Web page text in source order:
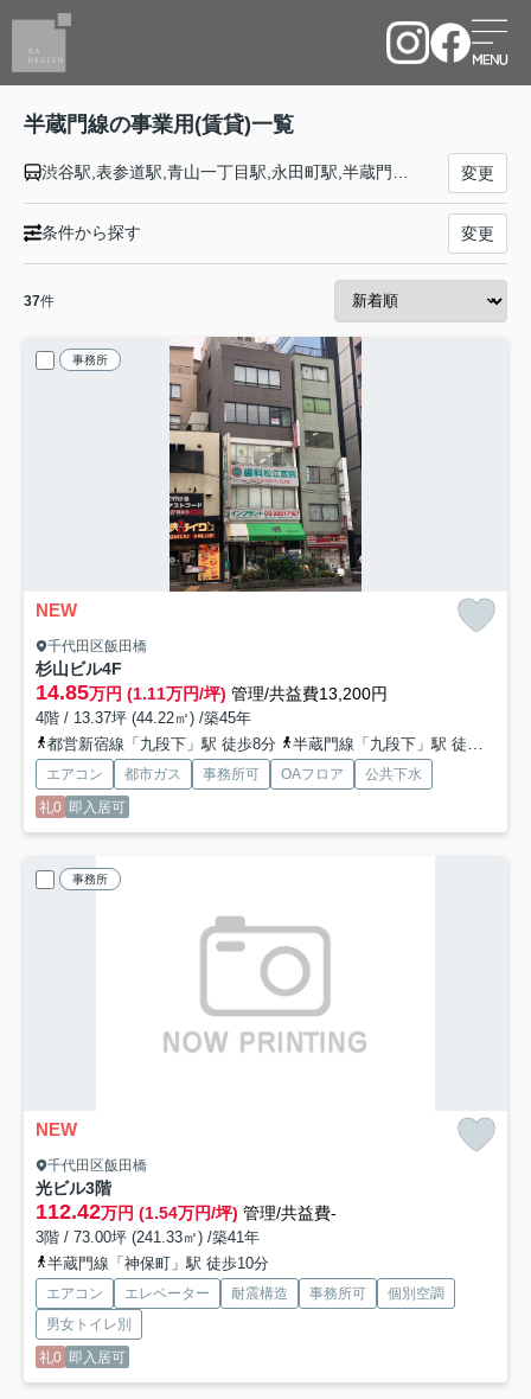
半蔵門線の事業用(賃貸)一覧
変更
条件から探す 変更
37件
事務所
NEW
千代田区飯田橋
杉山ビル4F
14.85万円 (1.11万円/坪) 管理/共益費13,200円
4階 / 13.37坪 (44.22㎡) /築45年
都営新宿線「九段下」駅 徒歩8分
半蔵門線「九段下」駅 徒歩8分
エアコン 都市ガス 事務所可 OAフロア
公共下水
礼0 即入居可
事務所
NEW
千代田区飯田橋
光ビル3階
112.42万円 (1.54万円/坪) 管理/共益費-
3階 / 73.00坪 (241.33㎡) /築41年
半蔵門線「神保町」駅 徒歩10分
エアコン エレベーター 耐震構造 事務所可
個別空調
男女トイレ別
礼0 即入居可